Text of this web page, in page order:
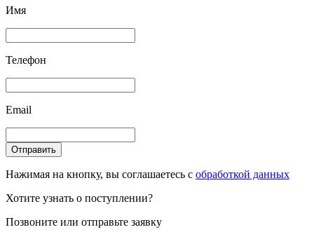
Имя
Телефон
Email
Отправить
Нажимая на кнопку, вы соглашаетесь с обработкой данных
Хотите узнать о поступлении?
Позвоните или отправьте заявку